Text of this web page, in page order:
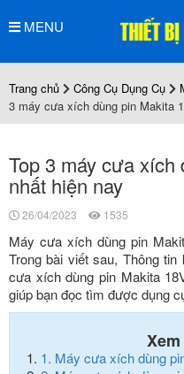
MENU
Trang chủ Công Cụ Dụng Cụ
3 máy cưa xích dùng pin Makita
Top 3 máy cưa xích
nhất hiện nay
26/04/2023 1535
Máy cưa xích dùng pin
Trong bài viết sau, Thông
cưa xích dùng pin Makita
giúp bạn đọc tìm được dụng
1. Máy cưa xích dùng